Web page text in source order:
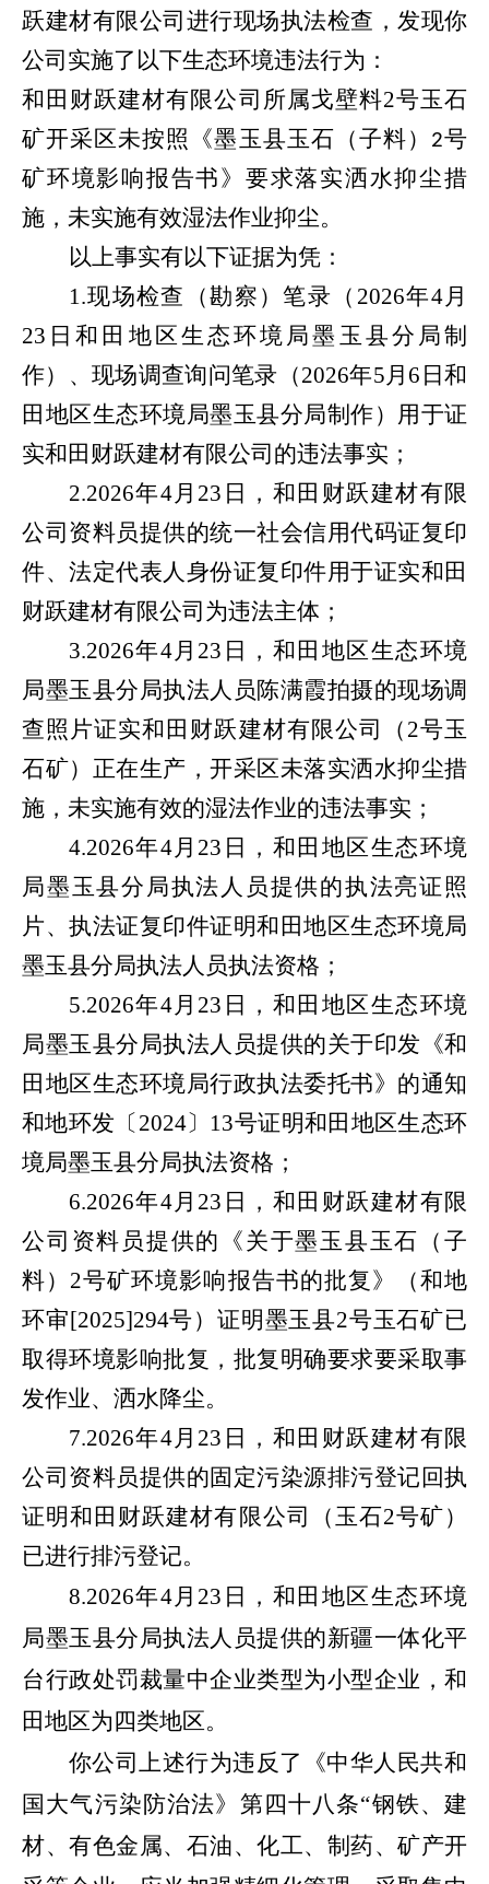
跃建材有限公司进行现场执法检查，发现你
公司实施了以下生态环境违法行为：
和田财跃建材有限公司所属戈壁料2号玉石
矿开采区未按照《墨玉县玉石（子料） 2号
矿环境影响报告书》要求落实洒水抑尘措
施，未实施有效湿法作业抑尘。
以上事实有以下证据为凭：
1.现场检查（勘察）笔录（2026年4月
23日和田地区生态环境局墨玉县分局制
作）、现场调查询问笔录（2026年5月6日和
田地区生态环境局墨玉县分局制作）用于证
实和田财跃建材有限公司的违法事实；
2.2026年4月23日，和田财跃建材有限
公司资料员提供的统一社会信用代码证复印
件、法定代表人身份证复印件用于证实和田
财跃建材有限公司为违法主体；
3.2026年4月23日，和田地区生态环境
局墨玉县分局执法人员陈满霞拍摄的现场调
查照片证实和田财跃建材有限公司（2号玉
石矿）正在生产，开采区未落实洒水抑尘措
施，未实施有效的湿法作业的违法事实；
4.2026年4月23日，和田地区生态环境
局墨玉县分局执法人员提供的执法亮证照
片、执法证复印件证明和田地区生态环境局
墨玉县分局执法人员执法资格；
5.2026年4月23日，和田地区生态环境
局墨玉县分局执法人员提供的关于印发《和
田地区生态环境局行政执法委托书》的通知
和地环发〔2024〕13号证明和田地区生态环
境局墨玉县分局执法资格；
6.2026年4月23日，和田财跃建材有限
公司资料员提供的《关于墨玉县玉石（子
料）2号矿环境影响报告书的批复》（和地
环审[2025]294号）证明墨玉县2号玉石矿已
取得环境影响批复，批复明确要求要采取事
发作业、洒水降尘。
7.2026年4月23日，和田财跃建材有限
公司资料员提供的固定污染源排污登记回执
证明和田财跃建材有限公司（玉石2号矿）
已进行排污登记。
8.2026年4月23日，和田地区生态环境
局墨玉县分局执法人员提供的新疆一体化平
台行政处罚裁量中企业类型为小型企业，和
田地区为四类地区。
你公司上述行为违反了《中华人民共和
国大气污染防治法》第四十八条“钢铁、建
材、有色金属、石油、化工、制药、矿产开